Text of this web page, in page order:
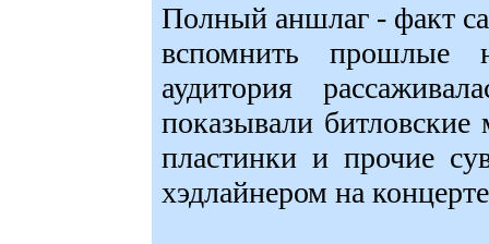
Полный аншлаг - факт
вспомнить прошлые
аудитория
показывали битловские
пластинки и прочие
хэдлайнером на